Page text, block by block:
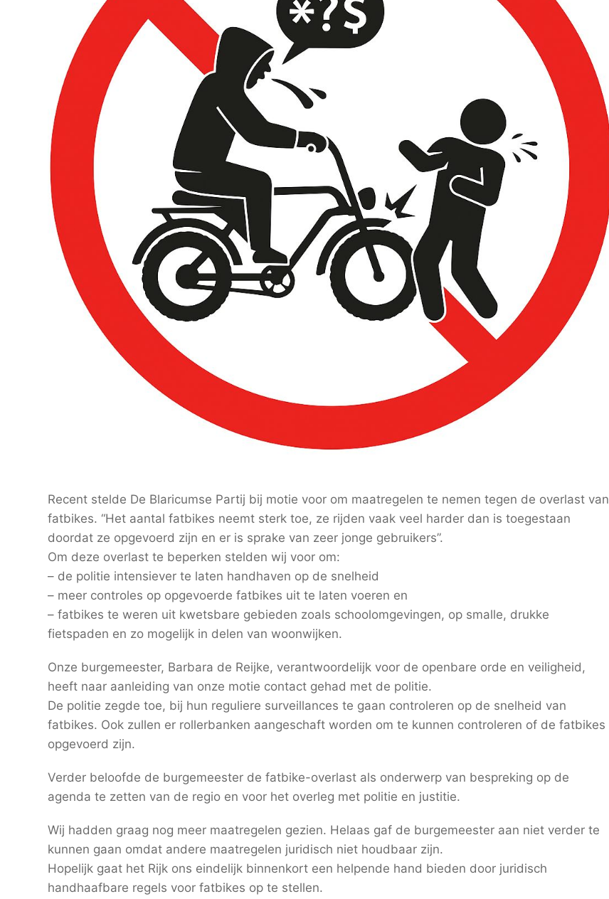
Recent stelde De Blaricumse Partij bij motie voor om maatregelen te nemen tegen de overlast van
fatbikes. “Het aantal fatbikes neemt sterk toe, ze rijden vaak veel harder dan is toegestaan
doordat ze opgevoerd zijn en er is sprake van zeer jonge gebruikers”.
Om deze overlast te beperken stelden wij voor om:
– de politie intensiever te laten handhaven op de snelheid
– meer controles op opgevoerde fatbikes uit te laten voeren en
– fatbikes te weren uit kwetsbare gebieden zoals schoolomgevingen, op smalle, drukke
fietspaden en zo mogelijk in delen van woonwijken.
Onze burgemeester, Barbara de Reijke, verantwoordelijk voor de openbare orde en veiligheid,
heeft naar aanleiding van onze motie contact gehad met de politie.
De politie zegde toe, bij hun reguliere surveillances te gaan controleren op de snelheid van
fatbikes. Ook zullen er rollerbanken aangeschaft worden om te kunnen controleren of de fatbikes
opgevoerd zijn.
Verder beloofde de burgemeester de fatbike-overlast als onderwerp van bespreking op de
agenda te zetten van de regio en voor het overleg met politie en justitie.
Wij hadden graag nog meer maatregelen gezien. Helaas gaf de burgemeester aan niet verder te
kunnen gaan omdat andere maatregelen juridisch niet houdbaar zijn.
Hopelijk gaat het Rijk ons eindelijk binnenkort een helpende hand bieden door juridisch
handhaafbare regels voor fatbikes op te stellen.